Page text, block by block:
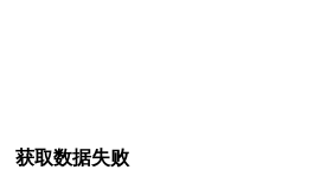
获取数据失败